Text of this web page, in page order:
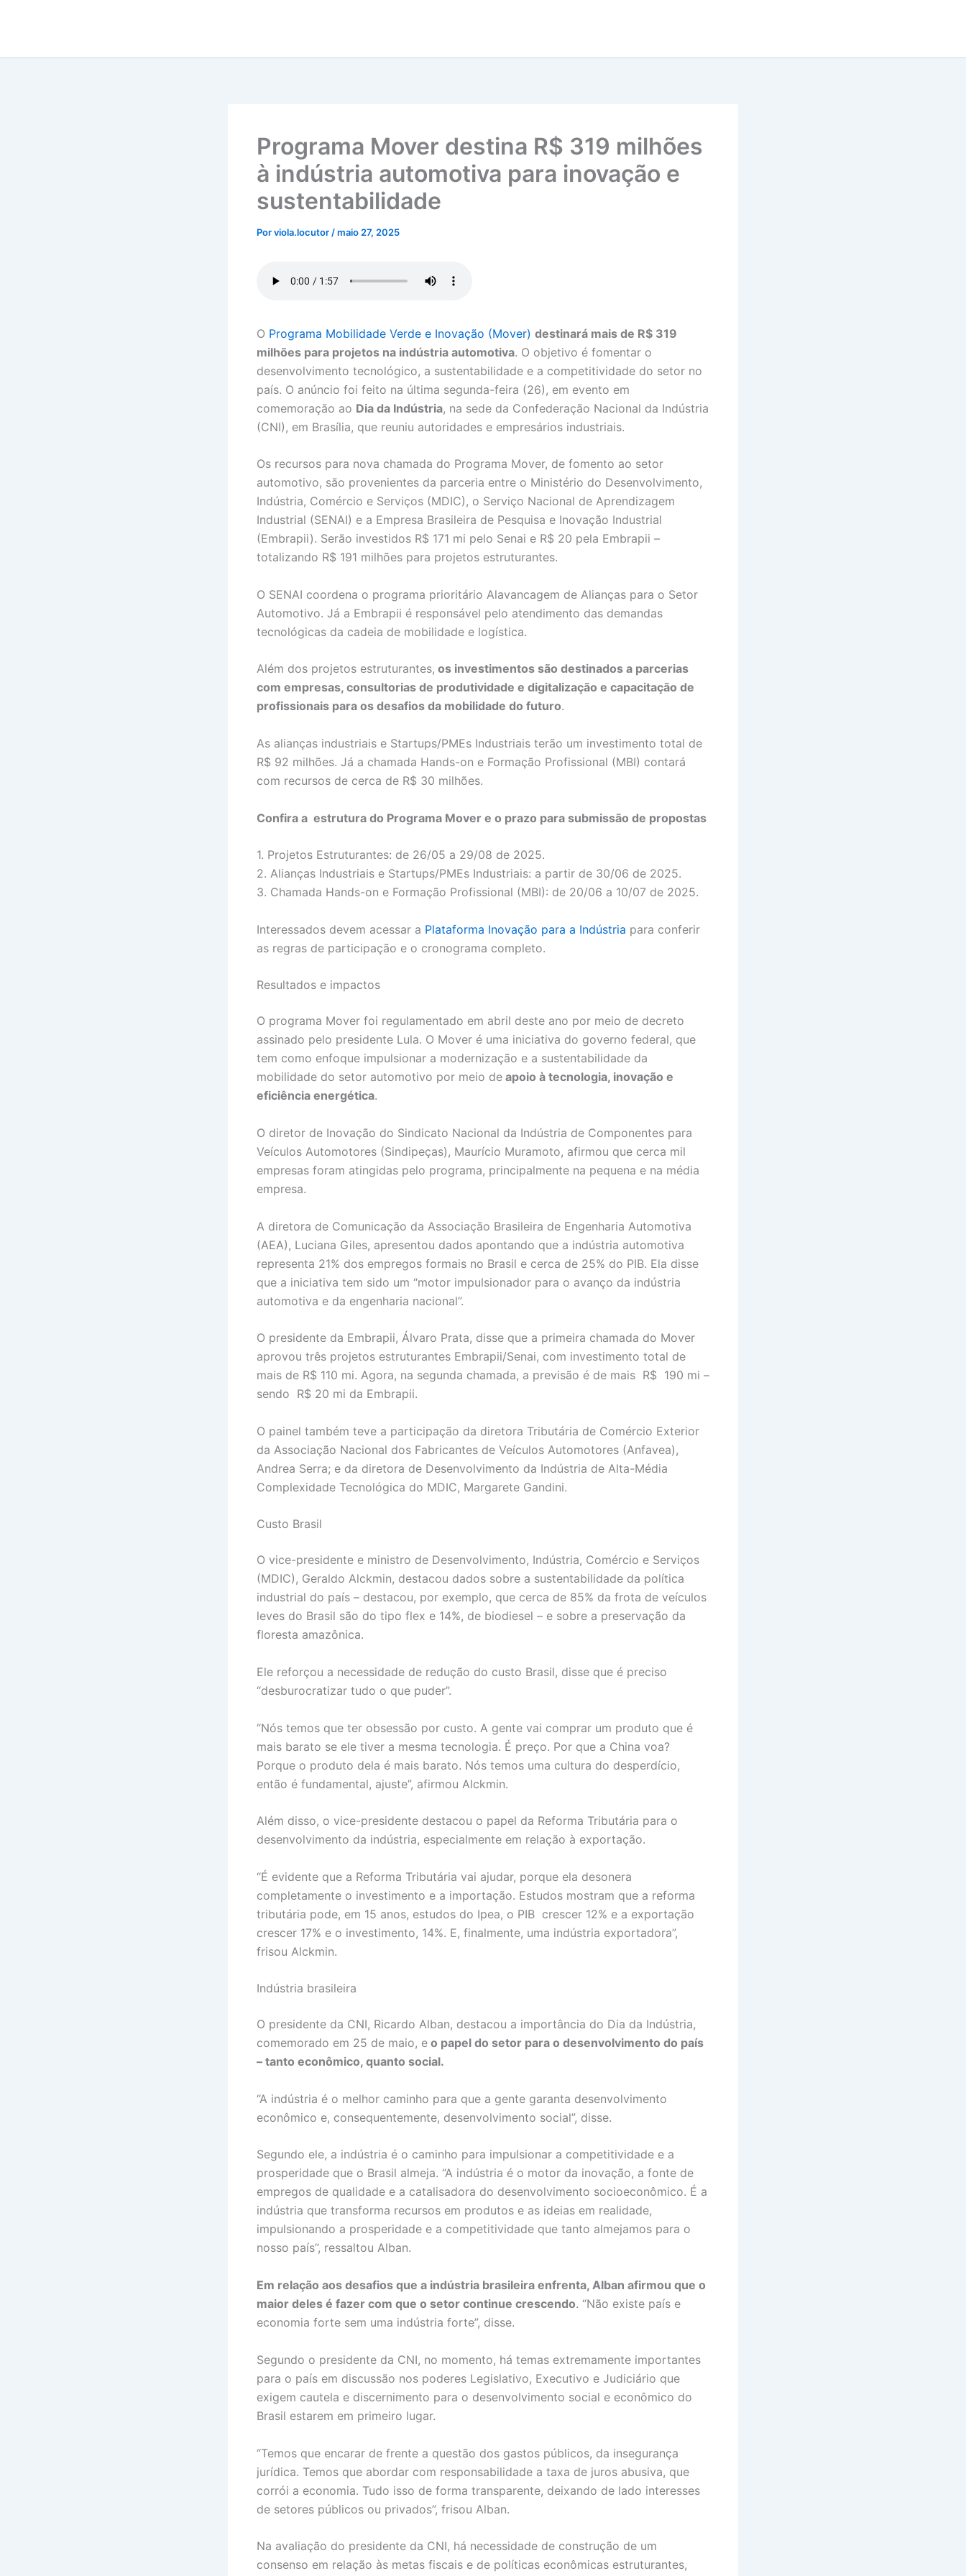
Programa Mover destina R$ 319 milhões
à indústria automotiva para inovação e
sustentabilidade
Porviola.locutor /maio 27, 2025
O Programa Mobilidade Verde e Inovação (Mover) destinará mais de R$ 319
milhões para projetos na indústria automotiva. O objetivo é fomentar o
desenvolvimento tecnológico, a sustentabilidade e a competitividade do setor no
país. O anúncio foi feito na última segunda-feira (26), em evento em
comemoração ao Dia da Indústria, na sede da Confederação Nacional da Indústria
(CNI), em Brasília, que reuniu autoridades e empresários industriais.
Os recursos para nova chamada do Programa Mover, de fomento ao setor
automotivo, são provenientes da parceria entre o Ministério do Desenvolvimento,
Indústria, Comércio e Serviços (MDIC), o Serviço Nacional de Aprendizagem
Industrial (SENAI) e a Empresa Brasileira de Pesquisa e Inovação Industrial
(Embrapii). Serão investidos R$ 171 mi pelo Senai e R$ 20 pela Embrapii –
totalizando R$ 191 milhões para projetos estruturantes.
O SENAI coordena o programa prioritário Alavancagem de Alianças para o Setor
Automotivo. Já a Embrapii é responsável pelo atendimento das demandas
tecnológicas da cadeia de mobilidade e logística.
Além dos projetos estruturantes, os investimentos são destinados a parcerias
com empresas, consultorias de produtividade e digitalização e capacitação de
profissionais para os desafios da mobilidade do futuro.
As alianças industriais e Startups/PMEs Industriais terão um investimento total de
R$ 92 milhões. Já a chamada Hands-on e Formação Profissional (MBI) contará
com recursos de cerca de R$ 30 milhões.
Confira a estrutura do Programa Mover e o prazo para submissão de propostas
1. Projetos Estruturantes: de 26/05 a 29/08 de 2025.
2. Alianças Industriais e Startups/PMEs Industriais: a partir de 30/06 de 2025.
3. Chamada Hands-on e Formação Profissional (MBI): de 20/06 a 10/07 de 2025.
Interessados devem acessar a Plataforma Inovação para a Indústria para conferir
as regras de participação e o cronograma completo.
Resultados e impactos
O programa Mover foi regulamentado em abril deste ano por meio de decreto
assinado pelo presidente Lula. O Mover é uma iniciativa do governo federal, que
tem como enfoque impulsionar a modernização e a sustentabilidade da
mobilidade do setor automotivo por meio de apoio à tecnologia, inovação e
eficiência energética.
O diretor de Inovação do Sindicato Nacional da Indústria de Componentes para
Veículos Automotores (Sindipeças), Maurício Muramoto, afirmou que cerca mil
empresas foram atingidas pelo programa, principalmente na pequena e na média
empresa.
A diretora de Comunicação da Associação Brasileira de Engenharia Automotiva
(AEA), Luciana Giles, apresentou dados apontando que a indústria automotiva
representa 21% dos empregos formais no Brasil e cerca de 25% do PIB. Ela disse
que a iniciativa tem sido um “motor impulsionador para o avanço da indústria
automotiva e da engenharia nacional”.
O presidente da Embrapii, Álvaro Prata, disse que a primeira chamada do Mover
aprovou três projetos estruturantes Embrapii/Senai, com investimento total de
mais de R$ 110 mi. Agora, na segunda chamada, a previsão é de mais R$ 190 mi –
sendo R$ 20 mi da Embrapii.
O painel também teve a participação da diretora Tributária de Comércio Exterior
da Associação Nacional dos Fabricantes de Veículos Automotores (Anfavea),
Andrea Serra; e da diretora de Desenvolvimento da Indústria de Alta-Média
Complexidade Tecnológica do MDIC, Margarete Gandini.
Custo Brasil
O vice-presidente e ministro de Desenvolvimento, Indústria, Comércio e Serviços
(MDIC), Geraldo Alckmin, destacou dados sobre a sustentabilidade da política
industrial do país – destacou, por exemplo, que cerca de 85% da frota de veículos
leves do Brasil são do tipo flex e 14%, de biodiesel – e sobre a preservação da
floresta amazônica.
Ele reforçou a necessidade de redução do custo Brasil, disse que é preciso
“desburocratizar tudo o que puder”.
“Nós temos que ter obsessão por custo. A gente vai comprar um produto que é
mais barato se ele tiver a mesma tecnologia. É preço. Por que a China voa?
Porque o produto dela é mais barato. Nós temos uma cultura do desperdício,
então é fundamental, ajuste”, afirmou Alckmin.
Além disso, o vice-presidente destacou o papel da Reforma Tributária para o
desenvolvimento da indústria, especialmente em relação à exportação.
“É evidente que a Reforma Tributária vai ajudar, porque ela desonera
completamente o investimento e a importação. Estudos mostram que a reforma
tributária pode, em 15 anos, estudos do Ipea, o PIB crescer 12% e a exportação
crescer 17% e o investimento, 14%. E, finalmente, uma indústria exportadora”,
frisou Alckmin.
Indústria brasileira
O presidente da CNI, Ricardo Alban, destacou a importância do Dia da Indústria,
comemorado em 25 de maio, e o papel do setor para o desenvolvimento do país
– tanto econômico, quanto social.
“A indústria é o melhor caminho para que a gente garanta desenvolvimento
econômico e, consequentemente, desenvolvimento social”, disse.
Segundo ele, a indústria é o caminho para impulsionar a competitividade e a
prosperidade que o Brasil almeja. “A indústria é o motor da inovação, a fonte de
empregos de qualidade e a catalisadora do desenvolvimento socioeconômico. É a
indústria que transforma recursos em produtos e as ideias em realidade,
impulsionando a prosperidade e a competitividade que tanto almejamos para o
nosso país”, ressaltou Alban.
Em relação aos desafios que a indústria brasileira enfrenta, Alban afirmou que o
maior deles é fazer com que o setor continue crescendo. “Não existe país e
economia forte sem uma indústria forte”, disse.
Segundo o presidente da CNI, no momento, há temas extremamente importantes
para o país em discussão nos poderes Legislativo, Executivo e Judiciário que
exigem cautela e discernimento para o desenvolvimento social e econômico do
Brasil estarem em primeiro lugar.
“Temos que encarar de frente a questão dos gastos públicos, da insegurança
jurídica. Temos que abordar com responsabilidade a taxa de juros abusiva, que
corrói a economia. Tudo isso de forma transparente, deixando de lado interesses
de setores públicos ou privados”, frisou Alban.
Na avaliação do presidente da CNI, há necessidade de construção de um
consenso em relação às metas fiscais e de políticas econômicas estruturantes,